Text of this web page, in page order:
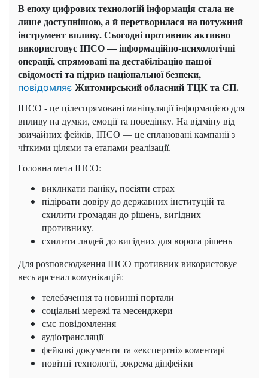
В епоху цифрових технологій інформація стала не
лише доступнішою, а й перетворилася на потужний
інструмент впливу. Сьогодні противник активно
використовує ІПСО — інформаційно-психологічні
операції, спрямовані на дестабілізацію нашої
свідомості та підрив національної безпеки,
повідомляє Житомирський обласний ТЦК та СП.
ІПСО - це цілеспрямовані маніпуляції інформацією для
впливу на думки, емоції та поведінку. На відміну від
звичайних фейків, ІПСО — це сплановані кампанії з
чіткими цілями та етапами реалізації.
Головна мета ІПСО:
викликати паніку, посіяти страх
підірвати довіру до державних інституцій та
схилити громадян до рішень, вигідних
противнику.
схилити людей до вигідних для ворога рішень
Для розповсюдження ІПСО противник використовує
весь арсенал комунікацій:
телебачення та новинні портали
соціальні мережі та месенджери
смс-повідомлення
аудіотрансляції
фейкові документи та «експертні» коментарі
новітні технології, зокрема діпфейки